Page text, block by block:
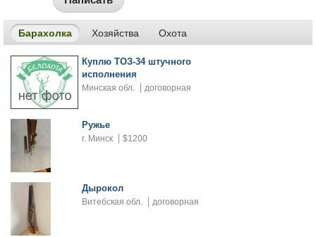
Барахолка Хозяйства Охота
Куплю ТОЗ-34 штучного
исполнения
Минская обл. договорная
Ружье
г. Минск $1200
Дырокол
Витебская обл. договорная